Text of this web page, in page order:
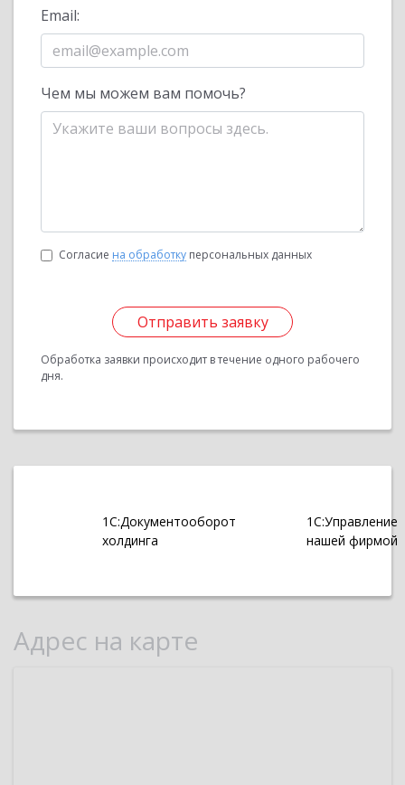
Email:
Чем мы можем вам помочь?
Согласие на обработку персональных данных
Отправить заявку
Обработка заявки происходит в течение одного рабочего
дня.
1С:Документооборот
холдинга
1С:Управление
нашей фирмой
Адрес на карте